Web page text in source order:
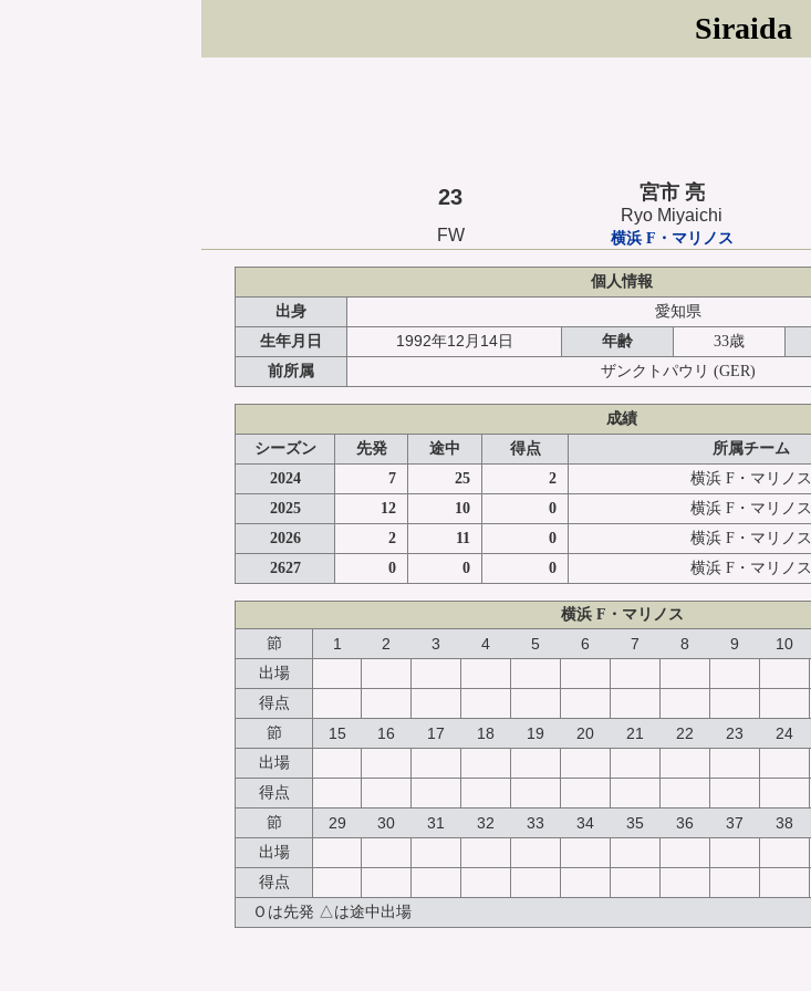
Siraida
23 宮市 亮
Ryo Miyaichi
FW
横浜 F・マリノス
個人情報
出身
愛知県
生年月日
1992年12月14日 年齢 33歳
前所属
ザンクトパウリ (GER)
成績
シーズン
先発 途中 得点 所属チーム
2024
7 25 2
横浜 F・マリノス
2025
12 10 0
横浜 F・マリノス
2026
2 11 0
横浜 F・マリノス
2627
0 0 0 横浜 F・マリノス
横浜 F・マリノス
節
1 2 3 4 5 6 7 8 9 10
出場
得点
節
15 16 17 18 19 20 21 22 23 24
出場
得点
節
29 30 31 32 33 34 35 36 37 38
出場
得点
Ｏは先発 △は途中出場